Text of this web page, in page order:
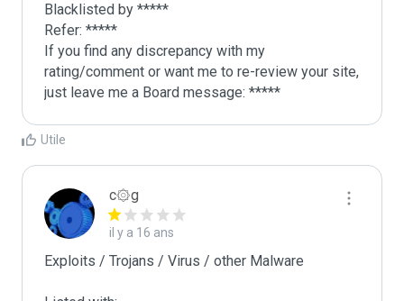
Blacklisted by *****
Refer: *****
If you find any discrepancy with my
rating/comment or want me to re-review your site,
just leave me a Board message: *****
Utile
c۞g
il y a 16 ans
Exploits / Trojans / Virus / other Malware